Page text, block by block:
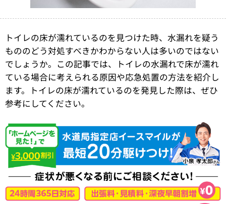
トイレの床が濡れているのを見つけた時、水漏れを疑う
もののどう対処すべきかわからない人は多いのではない
でしょうか。この記事では、トイレの水漏れで床が濡れ
ている場合に考えられる原因や応急処置の方法を紹介し
ます。トイレの床が濡れているのを発見した際は、ぜひ
参考にしてください。